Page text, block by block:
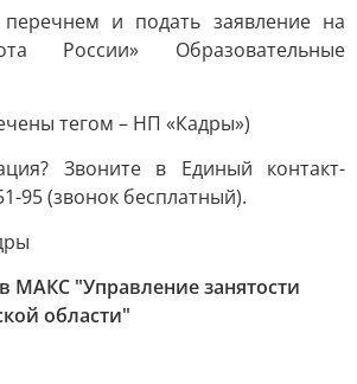
и подать заявление на
России» Образовательные
тегом – НП «Кадры»)
Звоните в Единый контакт-
95 (звонок бесплатный).
МАКС "Управление занятости
области"